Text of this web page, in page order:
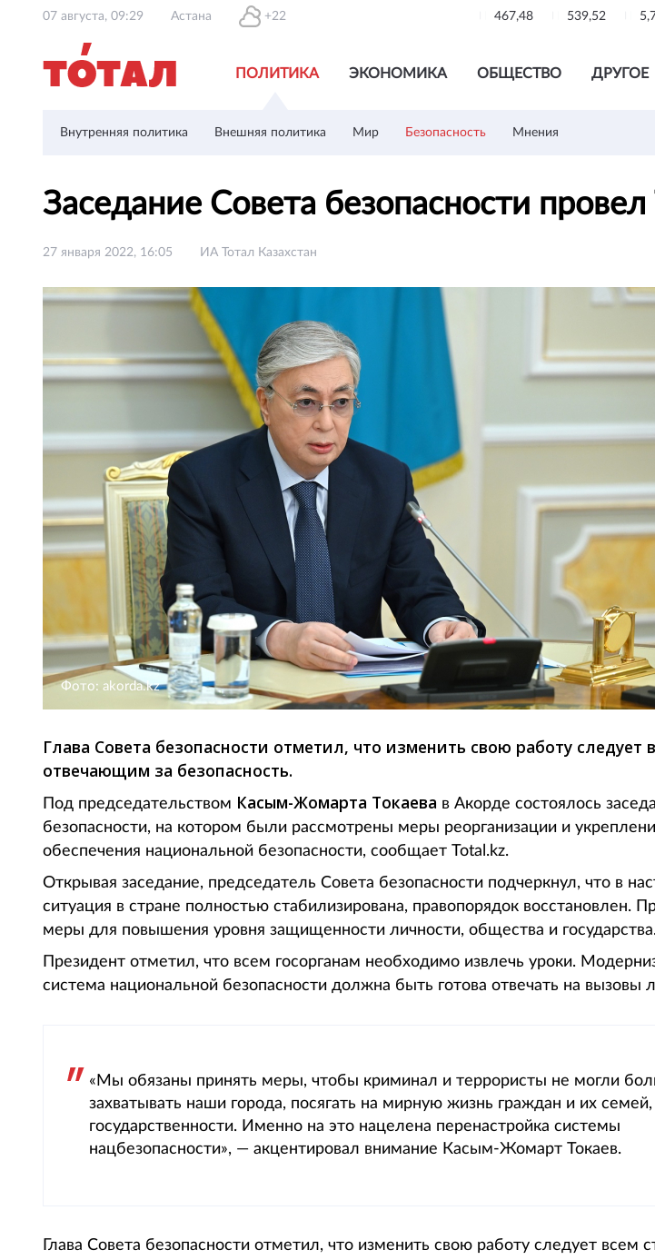
07 августа, 09:29 Астана +22 467,48 539,52
ПОЛИТИКА ЭКОНОМИКА ОБЩЕСТВО ДРУГОЕ
Внутренняя политика Внешняя политика Мир Безопасность Мнения
Заседание Совета безопасности провел
27 января 2022, 16:05 ИА Тотал Казахстан
Фото: akorda.kz
Глава Совета безопасности отметил, что изменить свою работу следует
отвечающим за безопасность.
Под председательством Касым-Жомарта Токаева в Акорде состоялось
безопасности, на котором были рассмотрены меры реорганизации и
обеспечения национальной безопасности, сообщает Total.kz.
Открывая заседание, председатель Совета безопасности подчеркнул, что в
ситуация в стране полностью стабилизирована, правопорядок восстановлен.
меры для повышения уровня защищенности личности, общества и
Президент отметил, что всем госорганам необходимо извлечь уроки.
система национальной безопасности должна быть готова отвечать на вызовы
«Мы обязаны принять меры, чтобы криминал и террористы не могли
захватывать наши города, посягать на мирную жизнь граждан и их семей,
государственности. Именно на это нацелена перенастройка системы
нацбезопасности», — акцентировал внимание Касым-Жомарт Токаев.
Глава Совета безопасности отметил, что изменить свою работу следует всем